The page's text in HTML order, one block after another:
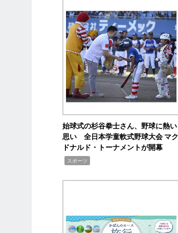
始球式の杉谷拳士さん、野球に熱い
思い 全日本学童軟式野球大会 マク
ドナルド・トーナメントが開幕
スポーツ